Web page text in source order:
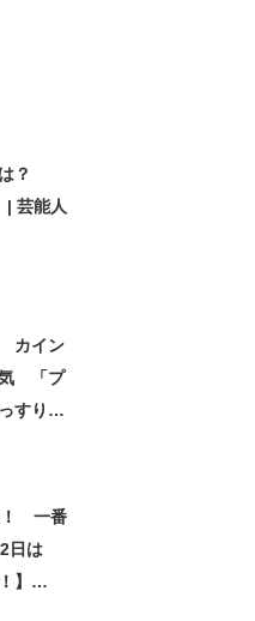
？
| 芸能人
カイン
気 「プ
すり眠
！ 一番
日は
】